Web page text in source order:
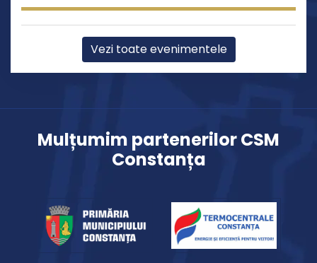
Vezi toate evenimentele
Mulțumim partenerilor CSM
Constanța